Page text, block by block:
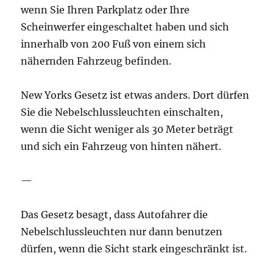
wenn Sie Ihren Parkplatz oder Ihre
Scheinwerfer eingeschaltet haben und sich
innerhalb von 200 Fuß von einem sich
nähernden Fahrzeug befinden.
New Yorks Gesetz ist etwas anders. Dort dürfen
Sie die Nebelschlussleuchten einschalten,
wenn die Sicht weniger als 30 Meter beträgt
und sich ein Fahrzeug von hinten nähert.
—
Das Gesetz besagt, dass Autofahrer die
Nebelschlussleuchten nur dann benutzen
dürfen, wenn die Sicht stark eingeschränkt ist.